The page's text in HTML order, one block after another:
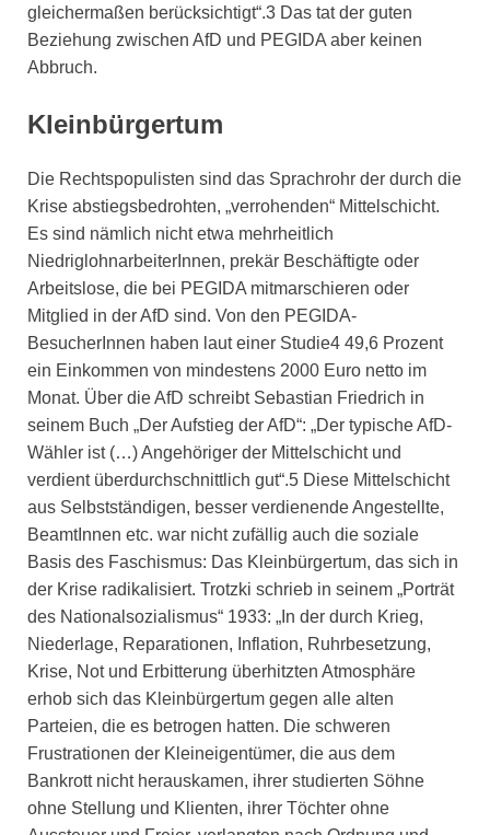
gleichermaßen berücksichtigt“.3 Das tat der guten
Beziehung zwischen AfD und PEGIDA aber keinen
Abbruch.
Kleinbürgertum
Die Rechtspopulisten sind das Sprachrohr der durch die
Krise abstiegsbedrohten, „verrohenden“ Mittelschicht.
Es sind nämlich nicht etwa mehrheitlich
NiedriglohnarbeiterInnen, prekär Beschäftigte oder
Arbeitslose, die bei PEGIDA mitmarschieren oder
Mitglied in der AfD sind. Von den PEGIDA-
BesucherInnen haben laut einer Studie4 49,6 Prozent
ein Einkommen von mindestens 2000 Euro netto im
Monat. Über die AfD schreibt Sebastian Friedrich in
seinem Buch „Der Aufstieg der AfD“: „Der typische AfD-
Wähler ist (…) Angehöriger der Mittelschicht und
verdient überdurchschnittlich gut“.5 Diese Mittelschicht
aus Selbstständigen, besser verdienende Angestellte,
BeamtInnen etc. war nicht zufällig auch die soziale
Basis des Faschismus: Das Kleinbürgertum, das sich in
der Krise radikalisiert. Trotzki schrieb in seinem „Porträt
des Nationalsozialismus“ 1933: „In der durch Krieg,
Niederlage, Reparationen, Inflation, Ruhrbesetzung,
Krise, Not und Erbitterung überhitzten Atmosphäre
erhob sich das Kleinbürgertum gegen alle alten
Parteien, die es betrogen hatten. Die schweren
Frustrationen der Kleineigentümer, die aus dem
Bankrott nicht herauskamen, ihrer studierten Söhne
ohne Stellung und Klienten, ihrer Töchter ohne